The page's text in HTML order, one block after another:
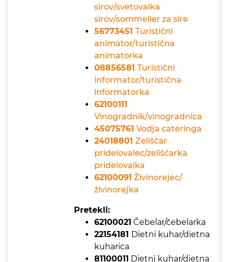
sirov/svetovalka
sirov/sommelier za sire
56773451 Turistični
animator/turistična
animatorka
08856581 Turistični
informator/turistična
informatorka
62100111
Vinogradnik/vinogradnica
45075761 Vodja cateringa
24018801 Zeliščar
pridelovalec/zeliščarka
pridelovalka
62100091 Živinorejec/
živinorejka
Pretekli:
62100021 Čebelar/čebelarka
22154181 Dietni kuhar/dietna
kuharica
81100011 Dietni kuhar/dietna